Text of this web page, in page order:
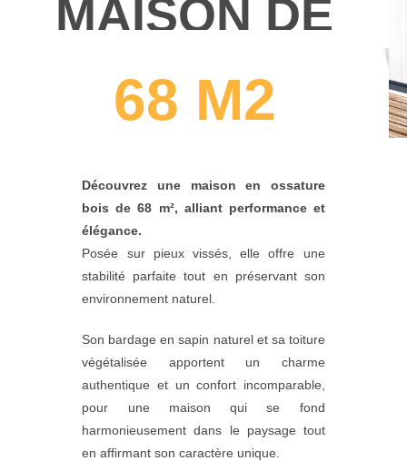
MAISON DE
68 M2
Découvrez une maison en ossature
bois de 68 m², alliant performance et
élégance.
Posée sur pieux vissés, elle offre une
stabilité parfaite tout en préservant son
environnement naturel.
Son bardage en sapin naturel et sa toiture
végétalisée apportent un charme
authentique et un confort incomparable,
pour une maison qui se fond
harmonieusement dans le paysage tout
en affirmant son caractère unique.